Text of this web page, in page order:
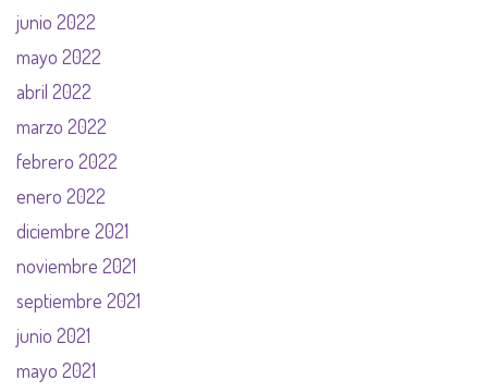
junio 2022
mayo 2022
abril 2022
marzo 2022
febrero 2022
enero 2022
diciembre 2021
noviembre 2021
septiembre 2021
junio 2021
mayo 2021